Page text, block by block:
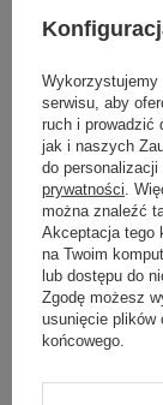
Końcówka
Końcówka
wymiar
Reduktor
[l/min]
Anti-twist
Slim
Podmiot
produkt
Zadaj pytanie a
najciekawsze
dla innych.
Wykorzystujemy
serwisu, aby
ruch i prowadzić
jak i naszych
do
prywatności .
można znaleźć
Akceptacja tego
na Twoim
lub dostępu do
Zgodę możesz
usunięcie plików
końcowego.